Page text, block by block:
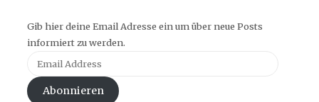
Gib hier deine Email Adresse ein um über neue Posts
informiert zu werden.
Address
Abonnieren